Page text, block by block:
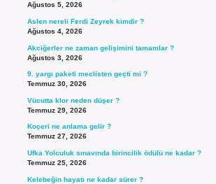
Ağustos 5, 2026
Aslen nereli Ferdi Zeyrek kimdir ?
Ağustos 4, 2026
Akciğerler ne zaman gelişimini tamamlar ?
Ağustos 3, 2026
9. yargı paketi meclisten geçti mi ?
Temmuz 30, 2026
Vücutta klor neden düşer ?
Temmuz 29, 2026
Koçeri ne anlama gelir ?
Temmuz 27, 2026
Ufka Yolculuk sınavında birincilik ödülü ne kadar ?
Temmuz 25, 2026
Kelebeğin hayatı ne kadar sürer ?